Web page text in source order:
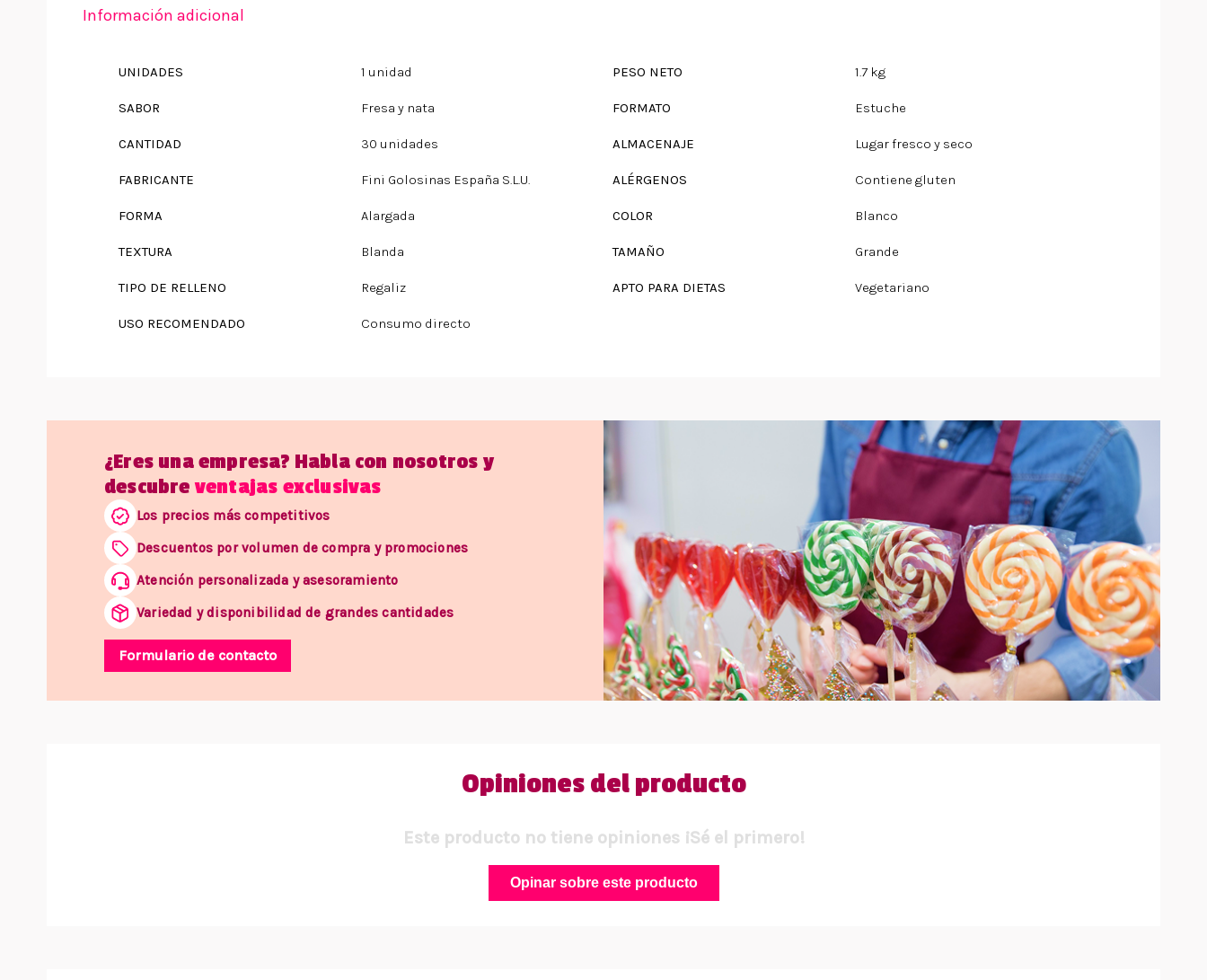
Información adicional
UNIDADES 1 unidad PESO NETO 1.7 kg
SABOR Fresa y nata FORMATO Estuche
CANTIDAD 30 unidades ALMACENAJE Lugar fresco y seco
FABRICANTE Fini Golosinas España S.L.U. ALÉRGENOS Contiene gluten
FORMA Alargada COLOR Blanco
TEXTURA Blanda TAMAÑO Grande
TIPO DE RELLENO Regaliz APTO PARA DIETAS Vegetariano
USO RECOMENDADO Consumo directo
¿Eres una empresa? Habla con nosotros y
descubreventajas exclusivas
Los precios más competitivos
Descuentos por volumen de compra y promociones
Atención personalizada y asesoramiento
Variedad y disponibilidad de grandes cantidades
Formulario de contacto
Opiniones del producto
Este producto no tiene opiniones ¡Sé el primero!
Opinar sobre este producto